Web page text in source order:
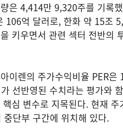
은 4,414만 9,320주를 기록
106억 달러로, 한화 약 15조
키우면서 관련 섹터 전반의
이렌의 주가수익비율 PER은
선반영된 수치라는 평가와
심 변수로 지목된다. 현재
단부 구간에 위치해 있다.